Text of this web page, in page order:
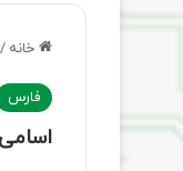
خانه /
فارس